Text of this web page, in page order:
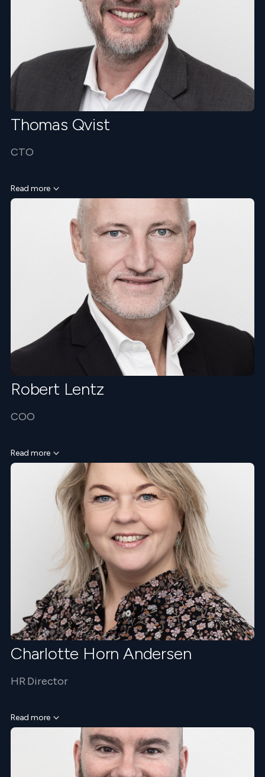
Thomas Qvist
CTO
Read more
Robert Lentz
COO
Read more
Charlotte Horn Andersen
HR Director
Read more